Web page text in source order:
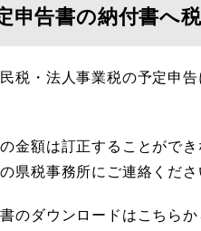
申告書の納付書へ
税・法人事業税の予定申
金額は訂正することがで
県税事務所にご連絡くださ
のダウンロードはこちら